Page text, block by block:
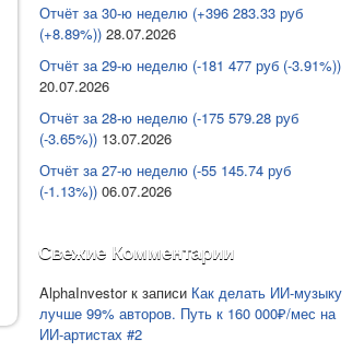
Отчёт за 30-ю неделю (+396 283.33 руб
(+8.89%)) 28.07.2026
Отчёт за 29-ю неделю (-181 477 руб (-3.91%))
20.07.2026
Отчёт за 28-ю неделю (-175 579.28 руб
(-3.65%)) 13.07.2026
Отчёт за 27-ю неделю (-55 145.74 руб
(-1.13%)) 06.07.2026
Свежие Комментарии
AlphaInvestorк записи Как делать ИИ-музыку
лучше 99% авторов. Путь к 160 000₽/мес на
ИИ-артистах #2